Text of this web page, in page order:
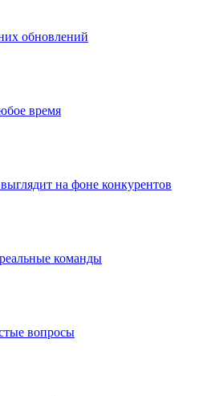
обновлений
время
на фоне конкурентов
команды
вопросы